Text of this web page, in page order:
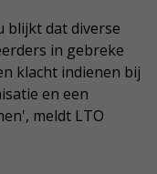
blijkt dat diverse
in gebreke
klacht indienen bij
en een
meldt LTO